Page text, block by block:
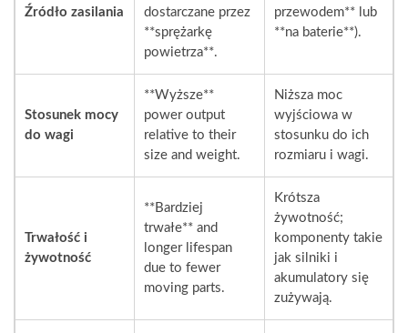
Źródło zasilania
dostarczane przez
**sprężarkę
powietrza**.
przewodem** lub
**na baterie**).
Stosunek mocy
do wagi
**Wyższe**
power output
relative to their
size and weight.
Niższa moc
wyjściowa w
stosunku do ich
rozmiaru i wagi.
Trwałość i
żywotność
**Bardziej
trwałe** and
longer lifespan
due to fewer
moving parts.
Krótsza
żywotność;
komponenty takie
jak silniki i
akumulatory się
zużywają.